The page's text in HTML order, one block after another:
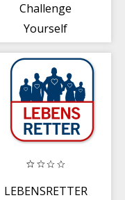
Challenge
Yourself
LEBENSRETTER